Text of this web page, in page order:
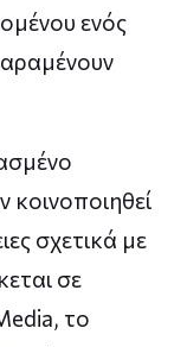
ενός
κοινοποιηθεί
σχετικά με
σε
το